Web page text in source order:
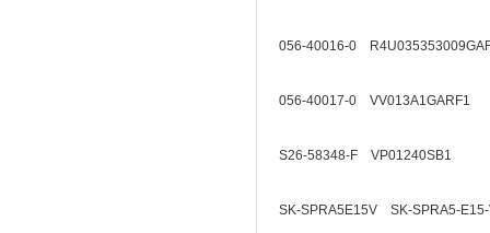
056-40016-0
056-40017-0 VV013A1GARF1
S26-58348-F VP01240SB1
SK-SPRA5E15V SK-SPRA5-